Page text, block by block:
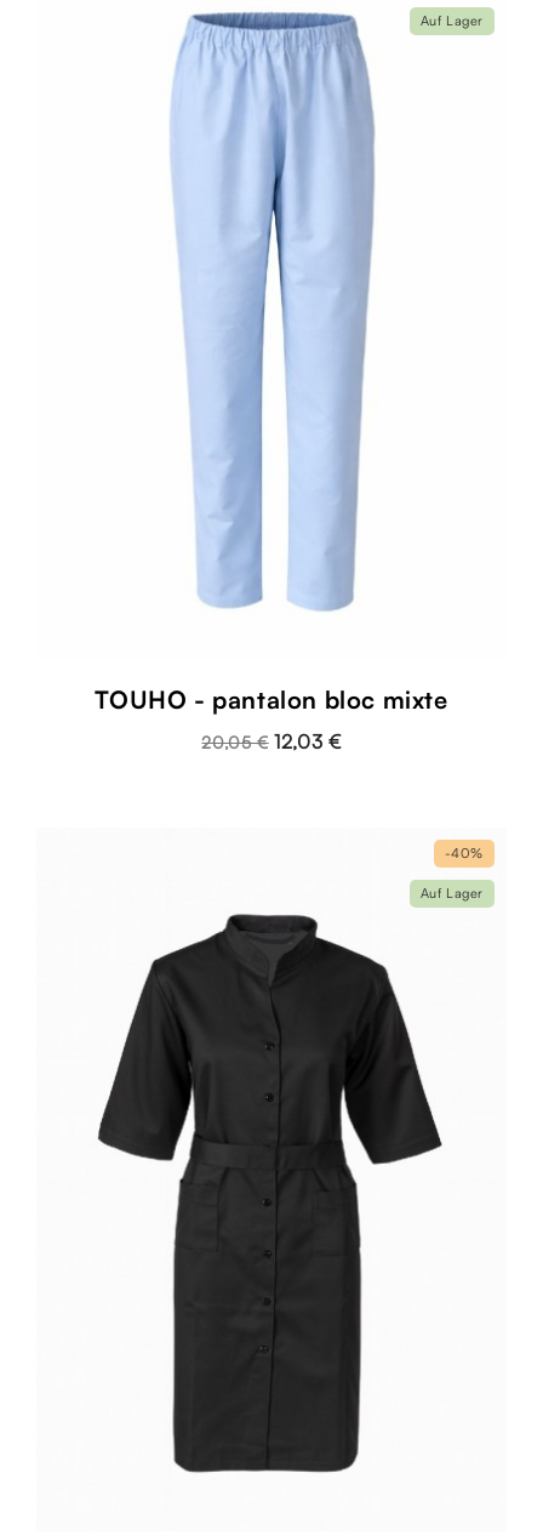
TOUHO - pantalon bloc mixte
20,05 € 12,03 €
Auf Lager
-40%
Auf Lager